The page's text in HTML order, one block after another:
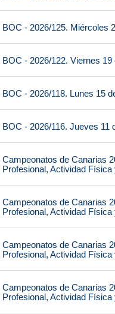
BOC - 2026/125. Miércoles
BOC - 2026/122. Viernes 19
BOC - 2026/118. Lunes 15
BOC - 2026/116. Jueves 11
Campeonatos de Canarias
Profesional, Actividad
Campeonatos de Canarias
Profesional, Actividad
Campeonatos de Canarias
Profesional, Actividad
Campeonatos de Canarias
Profesional, Actividad